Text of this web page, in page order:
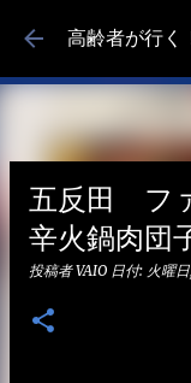
スキップ
五反田 フ
辛火鍋肉団
投稿者VAIO 日付: 火曜